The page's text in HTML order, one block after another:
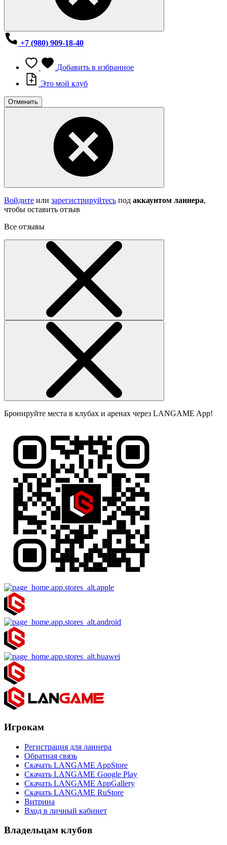
+7 (980) 909-18-40
Добавить в избранное
Это мой клуб
Отменить
Войдите или зарегистрируйтесь под аккаунтом ланнера,
чтобы оставить отзыв
Все отзывы
Бронируйте места в клубах и аренах через LANGAME App!
Игрокам
Регистрация для ланнера
Обратная связь
Скачать LANGAME AppStore
Скачать LANGAME Google Play
Скачать LANGAME AppGallery
Скачать LANGAME RuStore
Витрина
Вход в личный кабинет
Владельцам клубов